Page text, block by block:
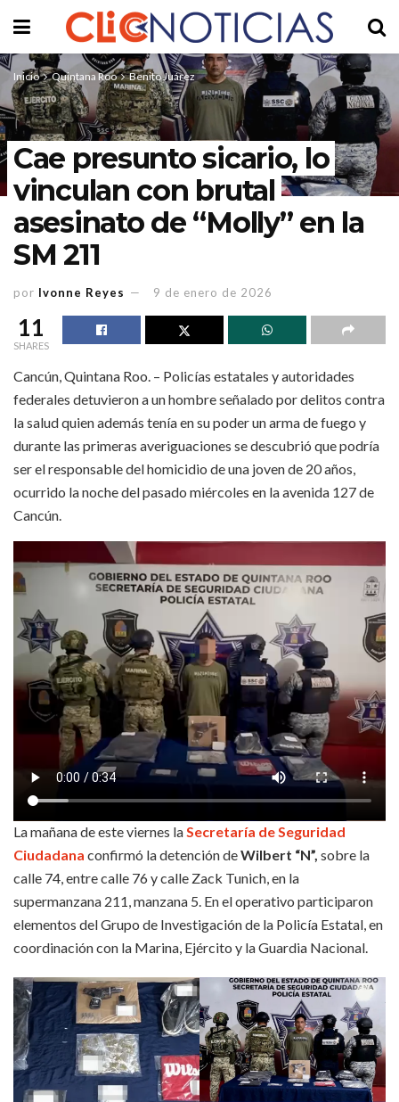
Inicio Quintana Roo Benito Juárez
Cae presunto sicario, lo
vinculan con brutal
asesinato de “Molly” en la
SM 211
por Ivonne Reyes 9 de enero de 2026
11
SHARES
Cancún, Quintana Roo. – Policías estatales y autoridades
federales detuvieron a un hombre señalado por delitos contra
la salud quien además tenía en su poder un arma de fuego y
durante las primeras averiguaciones se descubrió que podría
ser el responsable del homicidio de una joven de 20 años,
ocurrido la noche del pasado miércoles en la avenida 127 de
Cancún.
La mañana de este viernes laSecretaría de Seguridad
Ciudadana confirmó la detención deWilbert “N”, sobre la
calle 74, entre calle 76 y calle Zack Tunich, en la
supermanzana 211, manzana 5. En el operativo participaron
elementos del Grupo de Investigación de la Policía Estatal, en
coordinación con la Marina, Ejército y la Guardia Nacional.